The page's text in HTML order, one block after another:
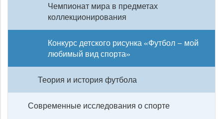
Чемпионат мира в предметах
коллекционирования
Конкурс детского рисунка «Футбол – мой
любимый вид спорта»
Теория и история футбола
Современные исследования о спорте